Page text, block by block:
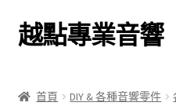
跳
至
覽
跳
至
要
越點專業音響
首頁 DIY & 各種音響零件